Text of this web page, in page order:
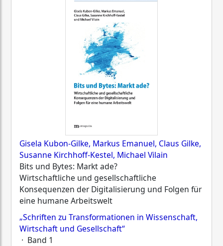
Gisela Kubon-Gilke, Markus Emanuel, Claus Gilke,
Susanne Kirchhoff-Kestel, Michael Vilain
Bits und Bytes: Markt ade?
Wirtschaftliche und gesellschaftliche
Konsequenzen der Digitalisierung und Folgen für
eine humane Arbeitswelt
„Schriften zu Transformationen in Wissenschaft,
Wirtschaft und Gesellschaft“
· Band 1